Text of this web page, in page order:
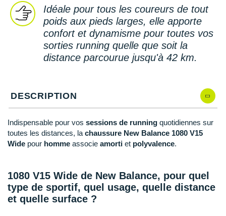
Idéale pour tous les coureurs de tout
poids aux pieds larges, elle apporte
confort et dynamisme pour toutes vos
sorties running quelle que soit la
distance parcourue jusqu'à 42 km.
DESCRIPTION
Indispensable pour vos sessions de running quotidiennes sur
toutes les distances, la chaussure New Balance 1080 V15
Wide pour homme associe amorti et polyvalence.
1080 V15 Wide de New Balance, pour quel
type de sportif, quel usage, quelle distance
et quelle surface ?
PAR MARQUES
DÉSTOCKAGE
+ Voir tous lesaccessoires
Nike
NNormal
OVERSTIMS
Patagonia
Polar